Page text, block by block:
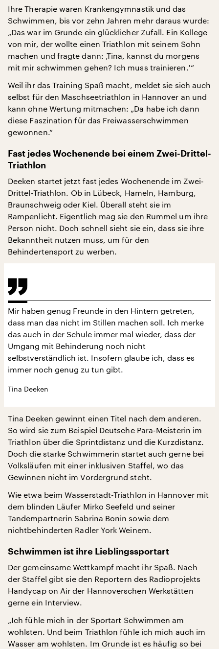
Ihre Therapie waren Krankengymnastik und das
Schwimmen, bis vor zehn Jahren mehr daraus wurde:
„Das war im Grunde ein glücklicher Zufall. Ein Kollege
von mir, der wollte einen Triathlon mit seinem Sohn
machen und fragte dann: ‚Tina, kannst du morgens
mit mir schwimmen gehen? Ich muss trainieren.'“
Weil ihr das Training Spaß macht, meldet sie sich auch
selbst für den Maschseetriathlon in Hannover an und
kann ohne Wertung mitmachen: „Da habe ich dann
diese Faszination für das Freiwasserschwimmen
gewonnen.“
Fast jedes Wochenende bei einem Zwei-Drittel-
Triathlon
Deeken startet jetzt fast jedes Wochenende im Zwei-
Drittel-Triathlon. Ob in Lübeck, Hameln, Hamburg,
Braunschweig oder Kiel. Überall steht sie im
Rampenlicht. Eigentlich mag sie den Rummel um ihre
Person nicht. Doch schnell sieht sie ein, dass sie ihre
Bekanntheit nutzen muss, um für den
Behindertensport zu werben.
Mir haben genug Freunde in den Hintern getreten,
dass man das nicht im Stillen machen soll. Ich merke
das auch in der Schule immer mal wieder, dass der
Umgang mit Behinderung noch nicht
selbstverständlich ist. Insofern glaube ich, dass es
immer noch genug zu tun gibt.
Tina Deeken
Tina Deeken gewinnt einen Titel nach dem anderen.
So wird sie zum Beispiel Deutsche Para-Meisterin im
Triathlon über die Sprintdistanz und die Kurzdistanz.
Doch die starke Schwimmerin startet auch gerne bei
Volksläufen mit einer inklusiven Staffel, wo das
Gewinnen nicht im Vordergrund steht.
Wie etwa beim Wasserstadt-Triathlon in Hannover mit
dem blinden Läufer Mirko Seefeld und seiner
Tandempartnerin Sabrina Bonin sowie dem
nichtbehinderten Radler York Weinem.
Schwimmen ist ihre Lieblingssportart
Der gemeinsame Wettkampf macht ihr Spaß. Nach
der Staffel gibt sie den Reportern des Radioprojekts
Handycap on Air der Hannoverschen Werkstätten
gerne ein Interview.
„Ich fühle mich in der Sportart Schwimmen am
wohlsten. Und beim Triathlon fühle ich mich auch im
Wasser am wohlsten. Im Grunde ist es häufig so bei